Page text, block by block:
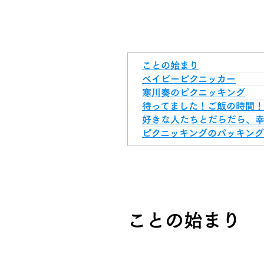
ことの始まり
ベイビーピクニッカー
寒川奏のピクニッキング
待ってました！ご飯の時間！
好きな人たちとだらだら、
ピクニッキングのパッキング
ことの始まり